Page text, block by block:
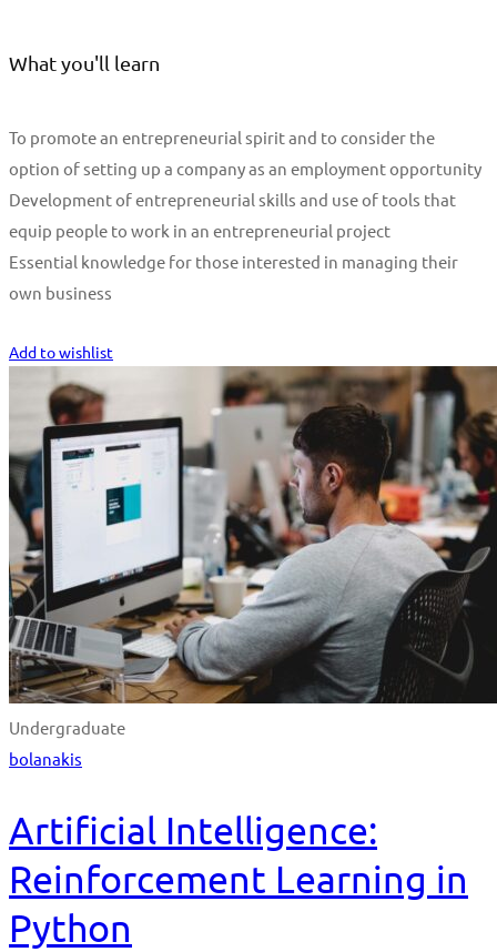
What you'll learn
To promote an entrepreneurial spirit and to consider the
option of setting up a company as an employment opportunity
Development of entrepreneurial skills and use of tools that
equip people to work in an entrepreneurial project
Essential knowledge for those interested in managing their
own business
Add to wishlist
Undergraduate
bolanakis
Artificial Intelligence:
Reinforcement Learning in
Python